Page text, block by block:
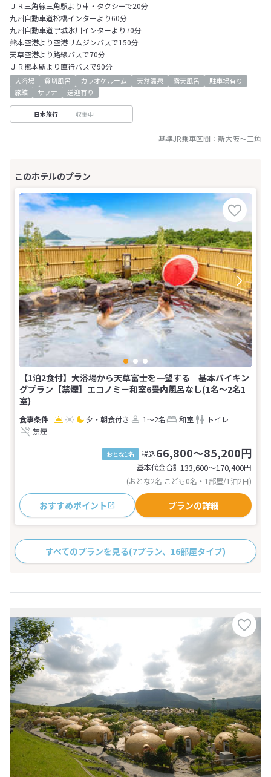
ＪＲ三角線三角駅より車・タクシーで20分
九州自動車道松橋インターより60分
九州自動車道宇城氷川インターより70分
熊本空港より空港リムジンバスで150分
天草空港より路線バスで70分
ＪＲ熊本駅より直行バスで90分
大浴場 貸切風呂 カラオケルーム 天然温泉 露天風呂
駐車場有り
旅館
サウナ 送迎有り
日本旅行 収集中
基準JR乗車区間： 新大阪～三角
【1泊2食付】大浴場から天草富士を一望する 基本バイキン
グプラン【禁煙】エコノミー和室6畳内風呂なし(1名～2名1
室)
夕・朝食付き 1～2名 和室
トイレ
禁煙
おとな1名 税込66,800～85,200円
基本代金合計133,600〜170,400円
(おとな2名 こども0名・1部屋/1泊2日)
おすすめポイント プランの詳細
すべてのプランを見る(7プラン、16部屋タイプ)